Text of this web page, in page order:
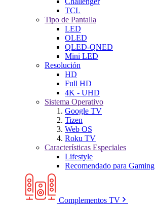
TCL
Tipo de Pantalla
LED
OLED
QLED-QNED
Mini LED
Resolución
HD
Full HD
4K - UHD
Sistema Operativo
Google TV
Tizen
Web OS
Roku TV
Características Especiales
Lifestyle
Recomendado para Gaming
Complementos TV